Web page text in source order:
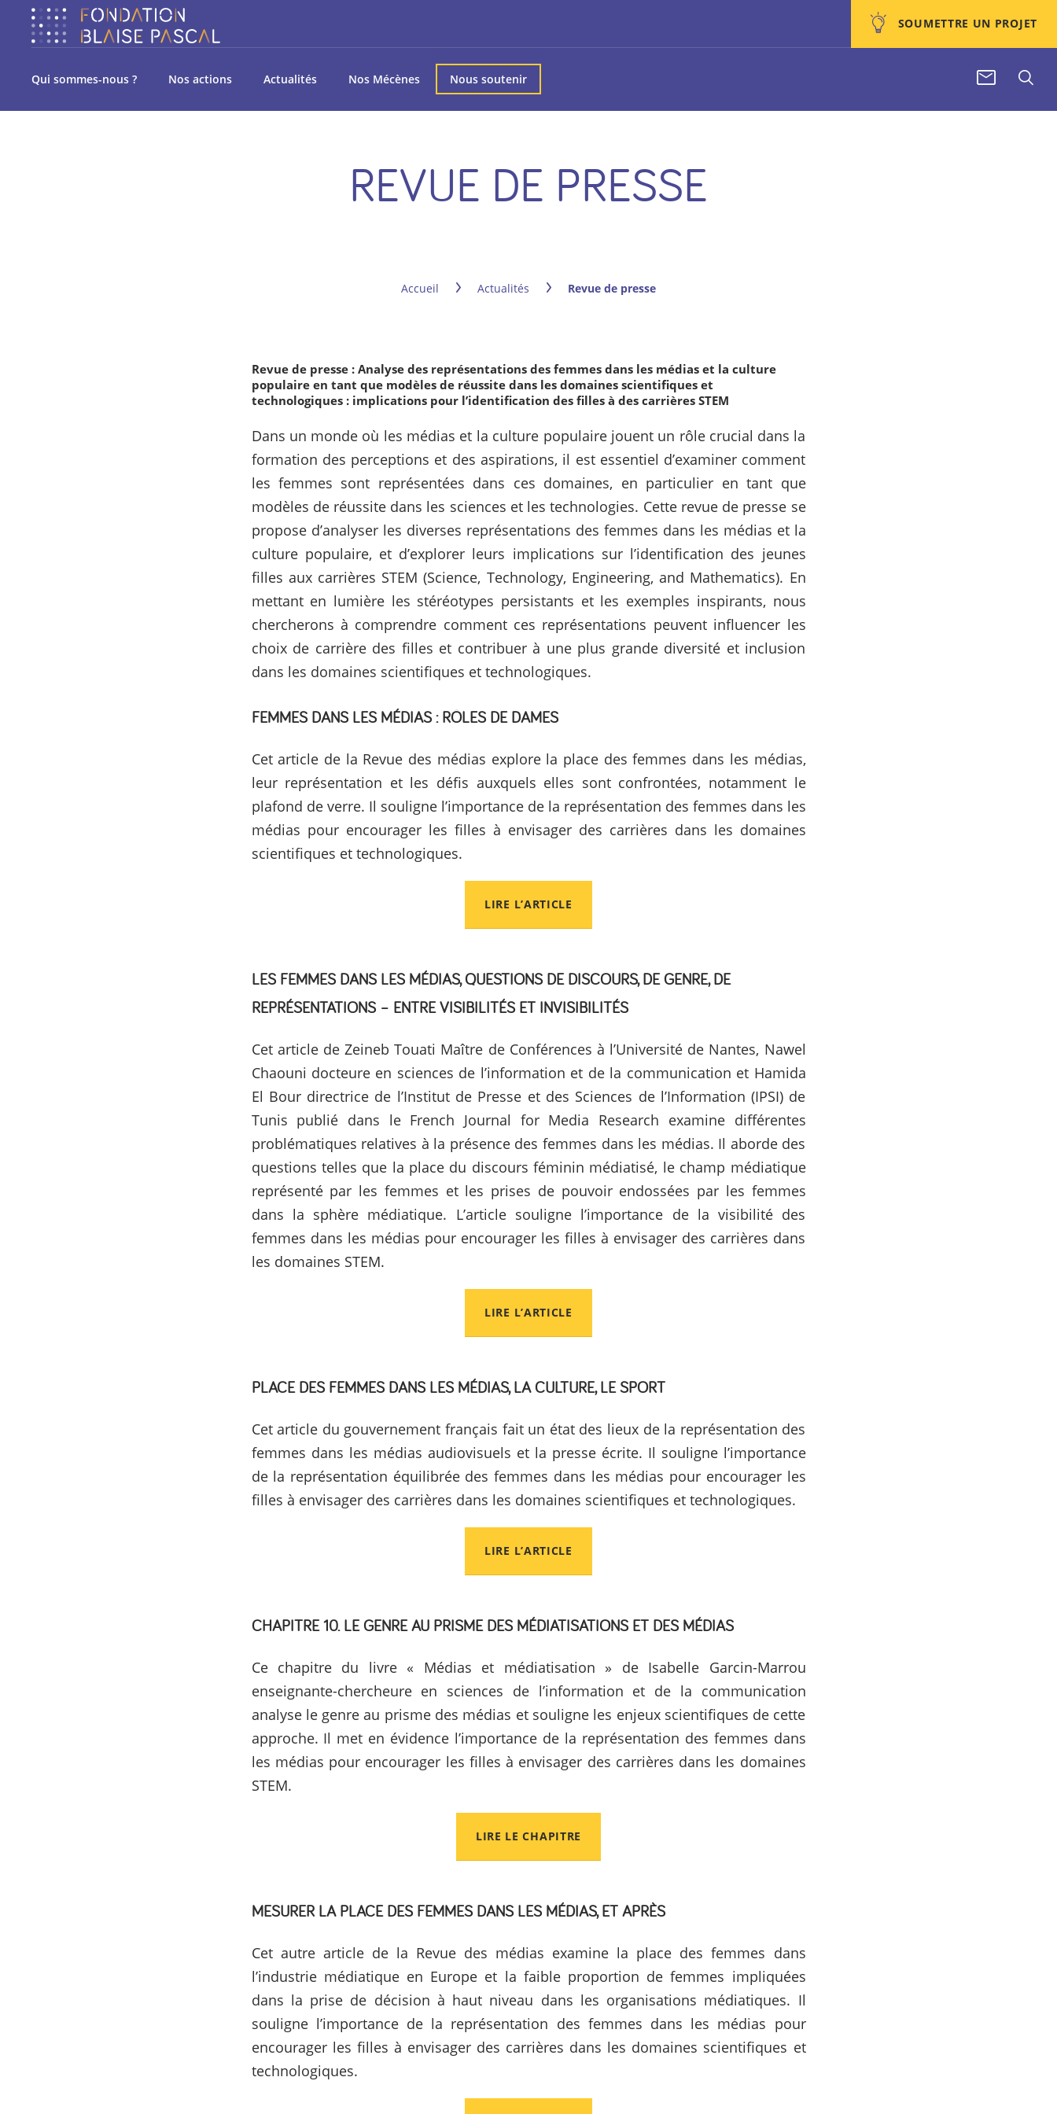
Qui sommes-nous ? Nos actions Actualités Nos Mécènes Nous soutenir
SOUMETTRE UN PROJET
REVUE DE PRESSE
Accueil Actualités Revue de presse
Revue de presse : Analyse des représentations des femmes dans les médias et la culture
populaire en tant que modèles de réussite dans les domaines scientifiques et
technologiques : implications pour l’identification des filles à des carrières STEM
Dans un monde où les médias et la culture populaire jouent un rôle crucial dans la
formation des perceptions et des aspirations, il est essentiel d’examiner comment
les femmes sont représentées dans ces domaines, en particulier en tant que
modèles de réussite dans les sciences et les technologies. Cette revue de presse se
propose d’analyser les diverses représentations des femmes dans les médias et la
culture populaire, et d’explorer leurs implications sur l’identification des jeunes
filles aux carrières STEM (Science, Technology, Engineering, and Mathematics). En
mettant en lumière les stéréotypes persistants et les exemples inspirants, nous
chercherons à comprendre comment ces représentations peuvent influencer les
choix de carrière des filles et contribuer à une plus grande diversité et inclusion
dans les domaines scientifiques et technologiques.
FEMMES DANS LES MÉDIAS : RÔLES DE DAMES
Cet article de la Revue des médias explore la place des femmes dans les médias,
leur représentation et les défis auxquels elles sont confrontées, notamment le
plafond de verre. Il souligne l’importance de la représentation des femmes dans les
médias pour encourager les filles à envisager des carrières dans les domaines
scientifiques et technologiques.
LIRE L’ARTICLE
LES FEMMES DANS LES MÉDIAS, QUESTIONS DE DISCOURS, DE GENRE, DE
REPRÉSENTATIONS – ENTRE VISIBILITÉS ET INVISIBILITÉS
Cet article de Zeineb Touati Maître de Conférences à l’Université de Nantes, Nawel
Chaouni docteure en sciences de l’information et de la communication et Hamida
El Bour directrice de l’Institut de Presse et des Sciences de l’Information (IPSI) de
Tunis publié dans le French Journal for Media Research examine différentes
problématiques relatives à la présence des femmes dans les médias. Il aborde des
questions telles que la place du discours féminin médiatisé, le champ médiatique
représenté par les femmes et les prises de pouvoir endossées par les femmes
dans la sphère médiatique. L’article souligne l’importance de la visibilité des
femmes dans les médias pour encourager les filles à envisager des carrières dans
les domaines STEM.
LIRE L’ARTICLE
PLACE DES FEMMES DANS LES MÉDIAS, LA CULTURE, LE SPORT
Cet article du gouvernement français fait un état des lieux de la représentation des
femmes dans les médias audiovisuels et la presse écrite. Il souligne l’importance
de la représentation équilibrée des femmes dans les médias pour encourager les
filles à envisager des carrières dans les domaines scientifiques et technologiques.
LIRE L’ARTICLE
CHAPITRE 10. LE GENRE AU PRISME DES MÉDIATISATIONS ET DES MÉDIAS
Ce chapitre du livre « Médias et médiatisation » de Isabelle Garcin-Marrou
enseignante-chercheure en sciences de l’information et de la communication
analyse le genre au prisme des médias et souligne les enjeux scientifiques de cette
approche. Il met en évidence l’importance de la représentation des femmes dans
les médias pour encourager les filles à envisager des carrières dans les domaines
STEM.
LIRE LE CHAPITRE
MESURER LA PLACE DES FEMMES DANS LES MÉDIAS, ET APRÈS
Cet autre article de la Revue des médias examine la place des femmes dans
l’industrie médiatique en Europe et la faible proportion de femmes impliquées
dans la prise de décision à haut niveau dans les organisations médiatiques. Il
souligne l’importance de la représentation des femmes dans les médias pour
encourager les filles à envisager des carrières dans les domaines scientifiques et
technologiques.